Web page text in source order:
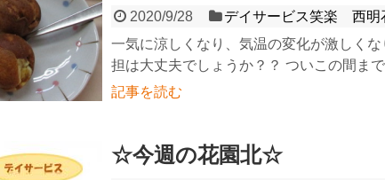
2020/9/28
デイサービス笑楽 西明
一気に涼しくなり、気温の変化が激しく
担は大丈夫でしょうか？？ ついこの間ま
記事を読む
☆今週の花園北☆